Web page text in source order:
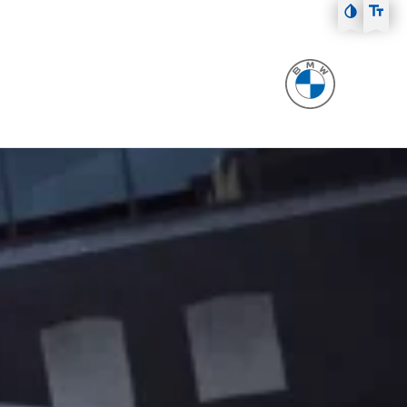
Zum Hauptmenü
Zur Fußzeile